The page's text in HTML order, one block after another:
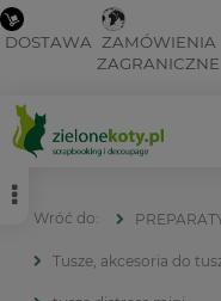
DOSTAWA ZAMÓWIENIA
ZAGRANICZNE
Tusze, akcesoria do